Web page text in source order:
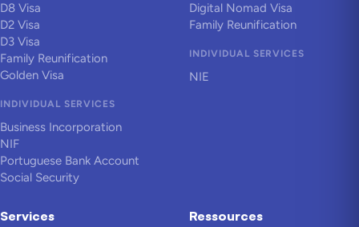
D8 Visa
D2 Visa
D3 Visa
Family Reunification
Golden Visa
INDIVIDUAL SERVICES
Business Incorporation
NIF
Portuguese Bank Account
Social Security
Digital Nomad Visa
Family Reunification
INDIVIDUAL SERVICES
NIE
Services Ressources